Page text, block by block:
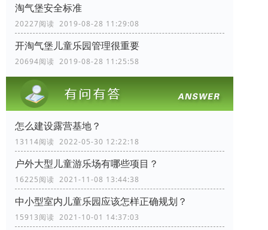
淘气堡安全标准
20227阅读 2019-08-28 11:29:08
开淘气堡儿童乐园管理很重要
20694阅读 2019-08-28 11:25:58
怎么建设露营基地？
13114阅读 2022-05-30 12:22:18
户外大型儿童游乐场有哪些项目？
16225阅读 2021-11-08 13:44:38
中小型室内儿童乐园应该怎样正确规划？
15913阅读 2021-10-01 14:37:03